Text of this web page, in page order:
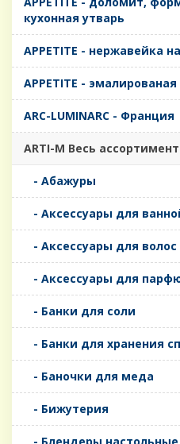
кухонная утварь
APPETITE - нержавейка
APPETITE -
ARC-LUMINARC - Франция
ARTI-M Весь ассортимент
- Абажуры
- Аксессуары для
- Аксессуары для волос
- Аксессуары для
- Банки для соли
- Банки для хранения
- Баночки для меда
- Бижутерия